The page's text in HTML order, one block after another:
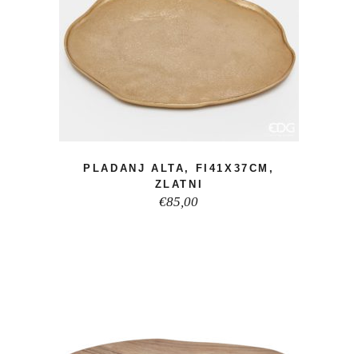
PLADANJ ALTA, FI41X37CM,
ZLATNI
€85,00